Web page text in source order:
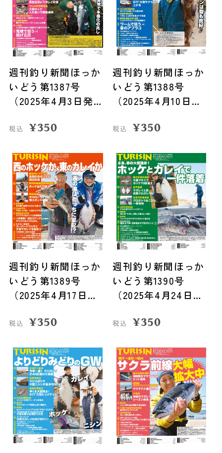
週刊釣り新聞ほっか
いどう第1387号
（2025年4月3日発
税込 ¥350
週刊釣り新聞ほっか
いどう第1388号
（2025年4月10日発
税込 ¥350
週刊釣り新聞ほっか
いどう第1389号
（2025年4月17日発
税込 ¥350
週刊釣り新聞ほっか
いどう第1390号
（2025年4月24日発
税込 ¥350